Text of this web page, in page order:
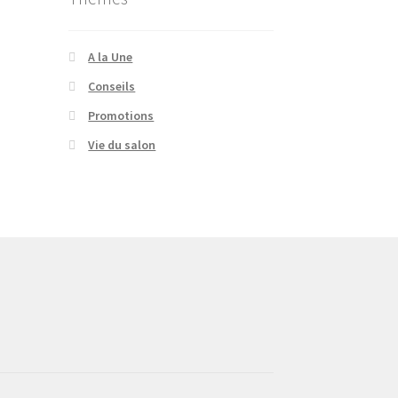
A la Une
Conseils
Promotions
Vie du salon